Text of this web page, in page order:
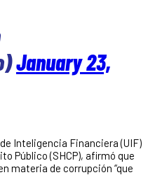
January 23,
Inteligencia Financiera (UIF)
Público (SHCP), afirmó que
materia de corrupción “que